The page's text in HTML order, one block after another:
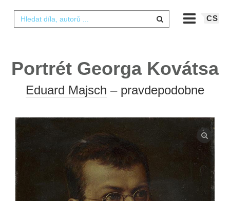
CS
Portrét Georga Kovátsa
Eduard Majsch – pravdepodobne